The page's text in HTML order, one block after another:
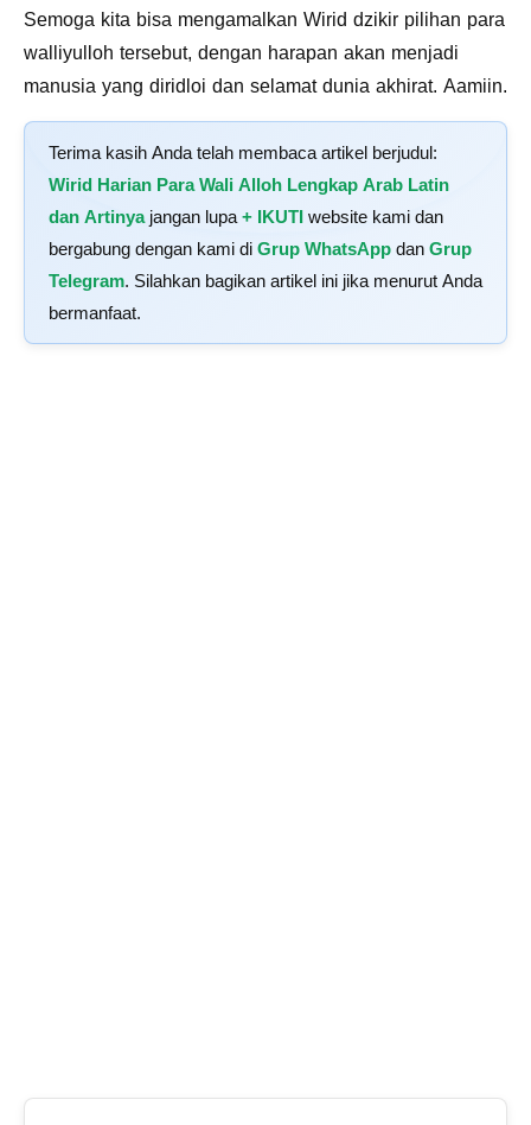
Semoga kita bisa mengamalkan Wirid dzikir pilihan para
walliyulloh tersebut, dengan harapan akan menjadi
manusia yang diridloi dan selamat dunia akhirat. Aamiin.
Terima kasih Anda telah membaca artikel berjudul:
Wirid Harian Para Wali Alloh Lengkap Arab Latin
dan Artinyajangan lupa+ IKUTIwebsite kami dan
bergabung dengan kami diGrup WhatsAppdanGrup
Telegram. Silahkan bagikan artikel ini jika menurut Anda
bermanfaat.